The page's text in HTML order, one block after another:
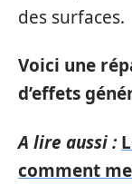
des surfaces.
Voici une
d’effets
A lire aussi :
comment